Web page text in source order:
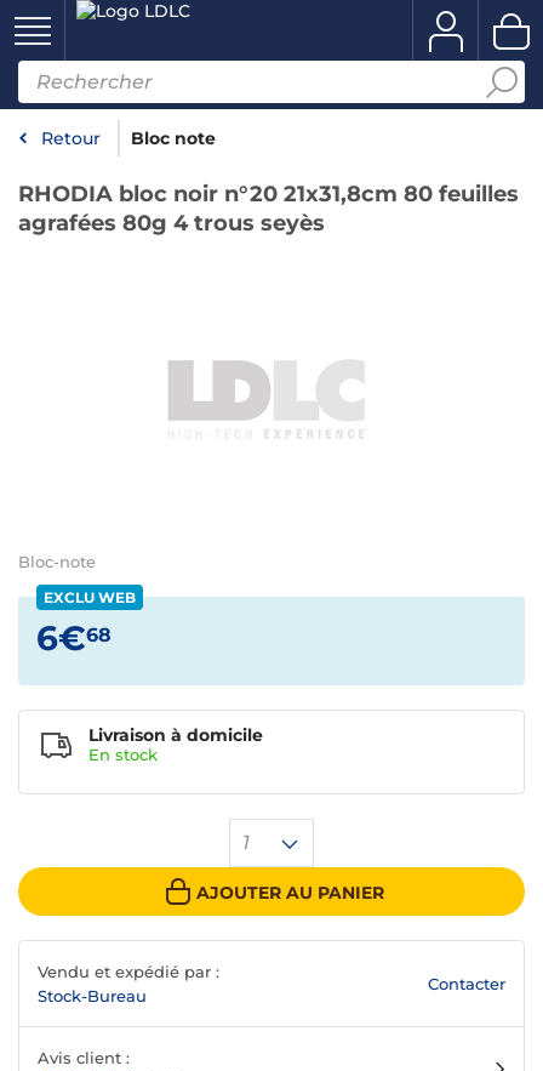
Retour Bloc note
RHODIA bloc noir n°20 21x31,8cm 80 feuilles
agrafées 80g 4 trous seyès
Bloc-note
EXCLU WEB
6€68
1
AJOUTER AU PANIER
Livraison à domicile
En stock
Vendu et expédié par :
Stock-Bureau
Contacter
Avis client :